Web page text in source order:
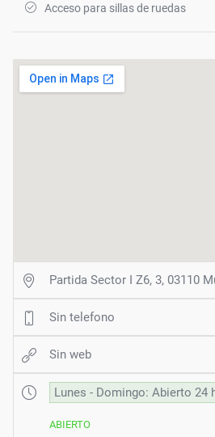
Acceso para sillas de ruedas
Partida Sector I Z6, 3, 03110
Sin telefono
Sin web
Lunes - Domingo: Abierto 24
ABIERTO